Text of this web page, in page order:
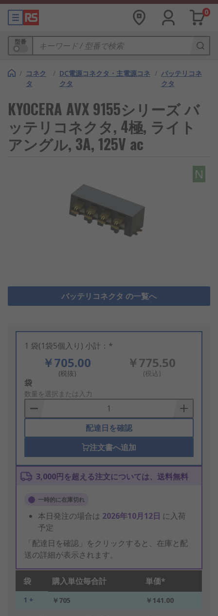
0
型番
/ コネク
タ
/ DC電源コネクタ・主電源コネ
クタ
/ バッテリコネ
クタ
KYOCERA AVX 9155シリーズ バ
ッテリコネクタ, 4極, ライト
アングル, 3A, 125V ac
N
バッテリコネクタ の一覧へ
1 袋(1袋5個入り) 小計：*
￥705.00
(税抜)
￥775.50
(税込)
Add
to
Basket
袋
数量を選択または入力
配達日を確認
注文書へ追加
3,000円を超える注文については、送料無料
一時的に在庫切れ
本日発注の場合は 2026年10月12日 に入荷
予定
「配達日を確認」をクリックすると、在庫と配
送の詳細が表示されます。
袋 購入単位毎合計 単価*
1 + ￥705 ￥141.00